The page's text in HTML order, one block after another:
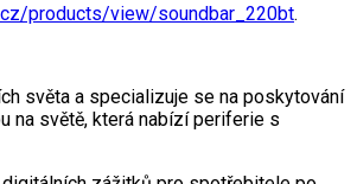
products/view/soundbar_220bt.
světa a specializuje se na poskytování
na světě, která nabízí periferie s